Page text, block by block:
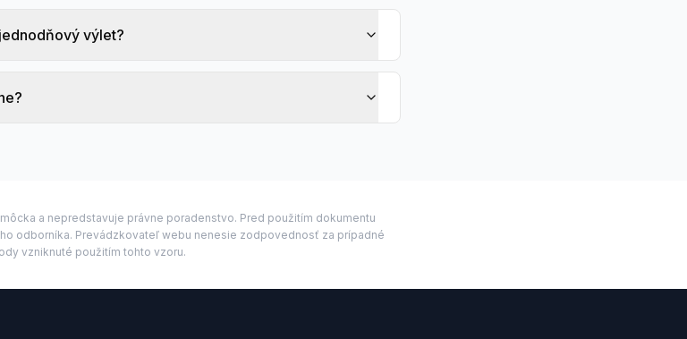
výlet?
a nepredstavuje právne poradenstvo. Pred použitím dokumentu
odborníka. Prevádzkovateľ webu nenesie zodpovednosť za prípadné
vzniknuté použitím tohto vzoru.